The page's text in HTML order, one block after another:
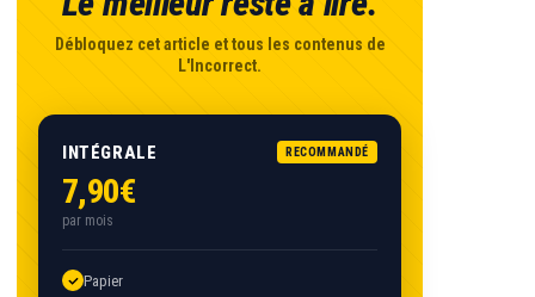
Débloquez cet article et tous les contenus de
L'Incorrect.
INTÉGRALE RECOMMANDÉ
7,90€
par mois
Papier